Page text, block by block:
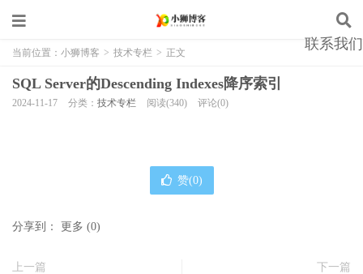
联系我们
当前位置： 小狮博客 > 技术专栏 > 正文
SQL Server的Descending Indexes降序索引
2024-11-17 分类： 技术专栏 阅读(340) 评论(0)
赞(0)
分享到： 更多 (0)
上一篇
下一篇